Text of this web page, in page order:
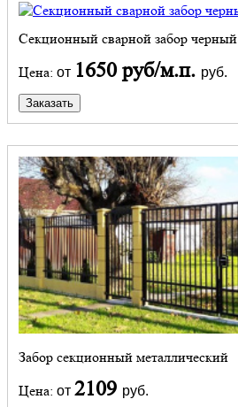
Секционный сварной забор черный
Цена: от 1650 руб/м.п. руб.
Заказать
Забор секционный металлический
Цена: от 2109 руб.